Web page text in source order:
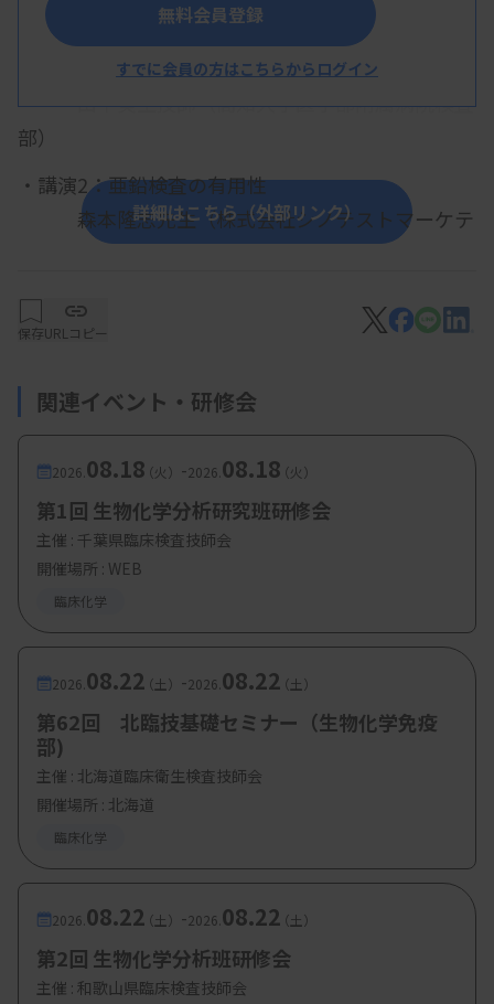
テーマ： 栄養について
・講演1：栄養管理に用いる臨床検査
山下葵生技師（高知大学医学部附属病院検査
部）
・講演2：亜鉛検査の有用性
森本隆志先生（株式会社シノテストマーケテ
ィング部門企画部企画 2 チーム）
詳細はこちら（外部リンク）
無料会員登録
すでに会員の方はこちらからログイン
保存URLコピー
関連イベント・研修会
2026. 08.18（火） -2026. 08.18（火）
第1回 生物化学分析研究班研修会
主催 : 千葉県臨床検査技師会
開催場所 : WEB
臨床化学
2026. 08.22（土） -2026. 08.22（土）
第62回 北臨技基礎セミナー（生物化学免疫
部)
主催 : 北海道臨床衛生検査技師会
開催場所 : 北海道
臨床化学
2026. 08.22（土） -2026. 08.22（土）
第2回 生物化学分析班研修会
主催 : 和歌山県臨床検査技師会